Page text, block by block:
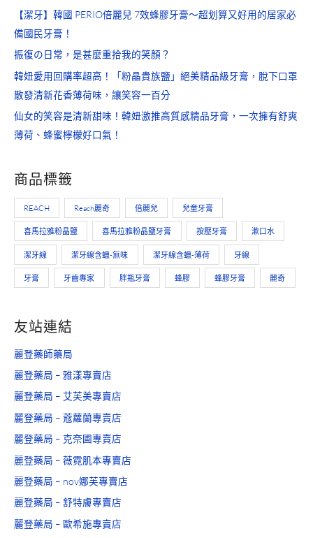
【潔牙】韓國 PERIO倍麗兒 7效蜂膠牙膏～超划算又好用的居家必
備國民牙膏！
振復の日常，是甚麼重拾我的笑顏？
韓妞愛用回購率超高！「粉晶貴族鹽」絕美精品級牙膏，脫下口罩
散發清新花香薄荷味，讓笑容一百分
仙女的笑容是清新甜味！韓妞激推高質感精品牙膏，一次擁有舒爽
薄荷、蜂蜜檸檬好口氣！
商品標籤
REACH Reach麗奇 倍麗兒 兒童牙膏
喜馬拉雅粉晶鹽 喜馬拉雅粉晶鹽牙膏 按壓牙膏 漱口水
潔牙線 潔牙線含蠟-無味 潔牙線含蠟-薄荷 牙線
牙膏 牙齒專家 胖瓶牙膏 蜂膠 蜂膠牙膏 麗奇
友站連結
麗登藥師藥局
麗登藥局 – 雅漾專賣店
麗登藥局 – 艾芙美專賣店
麗登藥局 – 蔻蘿蘭專賣店
麗登藥局 – 克奈圃專賣店
麗登藥局 – 薇霓肌本專賣店
麗登藥局 – nov娜芙專賣店
麗登藥局 – 舒特膚專賣店
麗登藥局 – 歐希施專賣店